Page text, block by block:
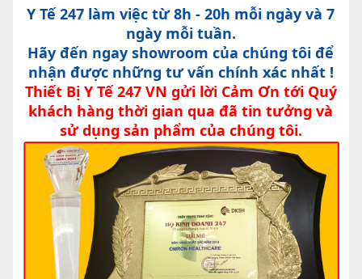
Y Tế 247 làm việc từ 8h - 20h mỗi ngày và 7
ngày mỗi tuần.
Hãy đến ngay showroom của chúng tôi để
nhận được những tư vấn chính xác nhất !
Thiết Bị Y Tế 247 VN gửi lời Cảm Ơn tới Quý
khách hàng thời gian qua đã tin tưởng và
sử dụng sản phẩm của chúng tôi.